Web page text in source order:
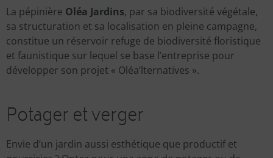
La pépinière Oléa Jardins, par sa biodiversité végétale,
sa structuration et sa localisation en pleine campagne,
constitue un réservoir refuge de biodiversité floristique
et faunistique sur lequel se base l’entreprise pour
développer son projet « Oléa’lternatives ».
Potager et verger
Envie d’un jardin aussi esthétique que productif et